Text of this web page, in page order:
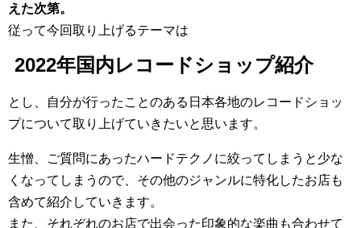
えた次第。
従って今回取り上げるテーマは
2022年国内レコードショップ紹介
とし、自分が行ったことのある日本各地のレコードショッ
プについて取り上げていきたいと思います。
生憎、ご質問にあったハードテクノに絞ってしまうと少な
くなってしまうので、その他のジャンルに特化したお店も
含めて紹介していきます。
また、それぞれのお店で出会った印象的な楽曲も合わせて